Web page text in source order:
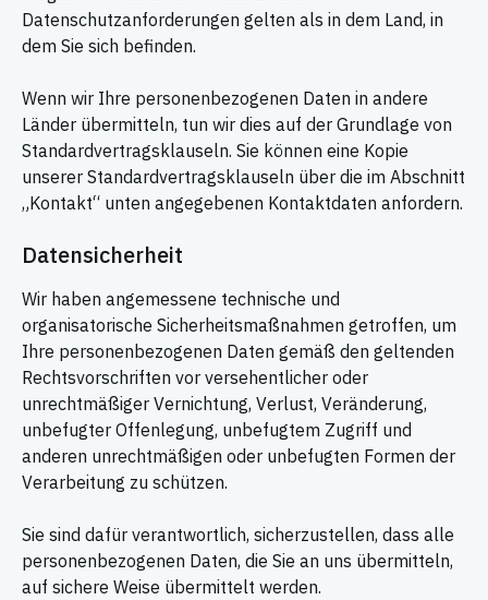
Datenschutzanforderungen gelten als in dem Land, in
dem Sie sich befinden.
Wenn wir Ihre personenbezogenen Daten in andere
Länder übermitteln, tun wir dies auf der Grundlage von
Standardvertragsklauseln. Sie können eine Kopie
unserer Standardvertragsklauseln über die im Abschnitt
„Kontakt“ unten angegebenen Kontaktdaten anfordern.
Datensicherheit
Wir haben angemessene technische und
organisatorische Sicherheitsmaßnahmen getroffen, um
Ihre personenbezogenen Daten gemäß den geltenden
Rechtsvorschriften vor versehentlicher oder
unrechtmäßiger Vernichtung, Verlust, Veränderung,
unbefugter Offenlegung, unbefugtem Zugriff und
anderen unrechtmäßigen oder unbefugten Formen der
Verarbeitung zu schützen.
Sie sind dafür verantwortlich, sicherzustellen, dass alle
personenbezogenen Daten, die Sie an uns übermitteln,
auf sichere Weise übermittelt werden.